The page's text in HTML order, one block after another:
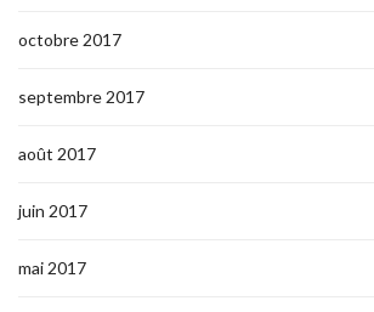
octobre 2017
septembre 2017
août 2017
juin 2017
mai 2017